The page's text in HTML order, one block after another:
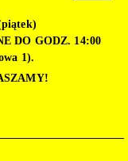
DO GODZ. 14:00
1).